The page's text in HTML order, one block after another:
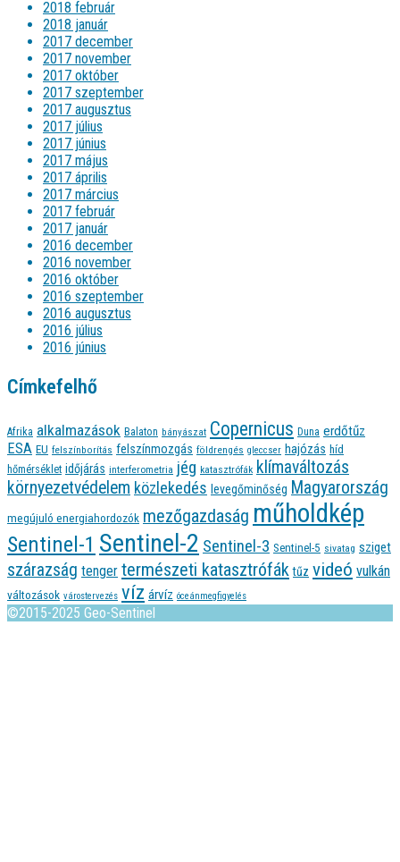
2018 február
2018 január
2017 december
2017 november
2017 október
2017 szeptember
2017 augusztus
2017 július
2017 június
2017 május
2017 április
2017 március
2017 február
2017 január
2016 december
2016 november
2016 október
2016 szeptember
2016 augusztus
2016 július
2016 június
Címkefelhő
Afrika alkalmazások Balaton bányászat Copernicus Duna erdőtűz
ESA EU felszínborítás felszínmozgás földrengés gleccser hajózás híd
hőmérséklet időjárás interferometria jég katasztrófák klímaváltozás
környezetvédelem közlekedés levegőminőség Magyarország
megújuló energiahordozók mezőgazdaság műholdkép
Sentinel-1 Sentinel-2 Sentinel-3 Sentinel-5 sivatag sziget
szárazság tenger természeti katasztrófák tűz videó vulkán
változások várostervezés víz árvíz óceánmegfigyelés
©2015-2025 Geo-Sentinel